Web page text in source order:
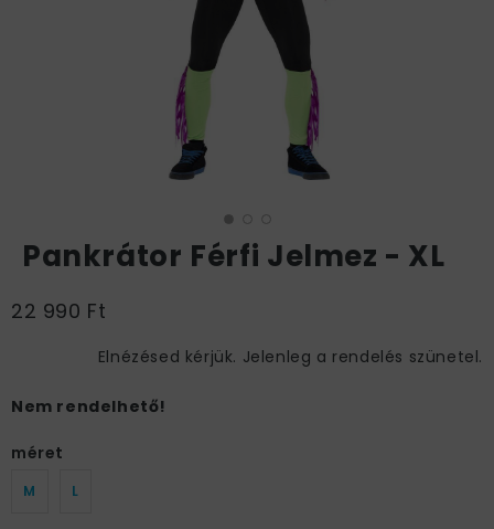
Pankrátor Férfi Jelmez - XL
22 990 Ft
Elnézésed kérjük. Jelenleg a rendelés szünetel.
Nem rendelhető!
méret
M L